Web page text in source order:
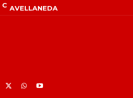
C AVELLANEDA